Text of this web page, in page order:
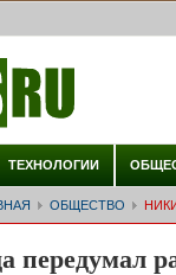
ТЕХНОЛОГИИ
ОБЩЕСТВО